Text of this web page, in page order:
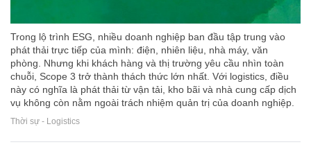
Trong lộ trình ESG, nhiều doanh nghiệp ban đầu tập trung vào
phát thải trực tiếp của mình: điện, nhiên liệu, nhà máy, văn
phòng. Nhưng khi khách hàng và thị trường yêu cầu nhìn toàn
chuỗi, Scope 3 trở thành thách thức lớn nhất. Với logistics, điều
này có nghĩa là phát thải từ vận tải, kho bãi và nhà cung cấp dịch
vụ không còn nằm ngoài trách nhiệm quản trị của doanh nghiệp.
Thời sự - Logistics